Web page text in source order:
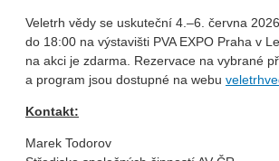
Veletrh vědy se uskuteční 4.–6. června
do 18:00 na výstavišti PVA EXPO Praha v
na akci je zdarma. Rezervace na vybrané
a program jsou dostupné na webu
Kontakt:
Marek Todorov